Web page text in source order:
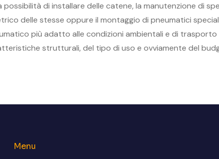
di installare delle catene, la manutenzione di
delle stesse oppure il montaggio di pneumatici
più adatto alle condizioni ambientali e di trasporto
strutturali, del tipo di uso e ovviamente del
Menu